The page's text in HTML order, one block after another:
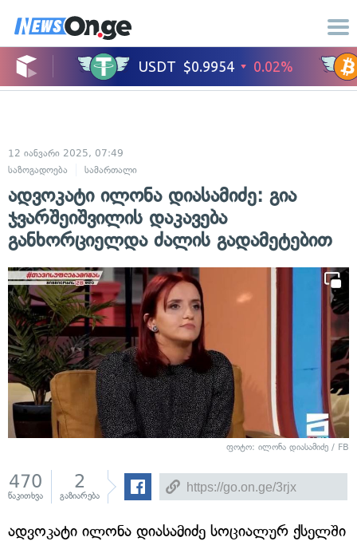
12 იანვარი 2025, 07:49
საზოგადოება
სამართალი
ადვოკატი ილონა დიასამიძე: გია
ჯვარშეიშვილის დაკავება
განხორციელდა ძალის გადამეტებით
ფოტო: ილონა დიასამიძე / FB
470
წაკითხვა
2
გაზიარება
ადვოკატი ილონა დიასამიძე სოციალურ ქსელში